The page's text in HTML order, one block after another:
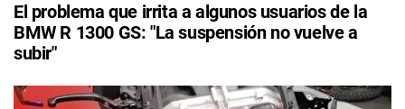
El problema que irrita a algunos usuarios de la
BMW R 1300 GS: "La suspensión no vuelve a
subir"